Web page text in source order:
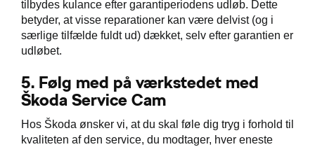
tilbydes kulance efter garantiperiodens udløb. Dette
betyder, at visse reparationer kan være delvist (og i
særlige tilfælde fuldt ud) dækket, selv efter garantien er
udløbet.
5. Følg med på værkstedet med
Škoda Service Cam
Hos Škoda ønsker vi, at du skal føle dig tryg i forhold til
kvaliteten af den service, du modtager, hver eneste